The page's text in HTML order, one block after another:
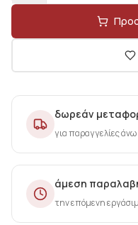
δωρεάν
για παραγγελίες
άμεση
την επόμενη